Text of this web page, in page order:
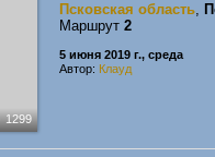
1299
Псковская область,
Маршрут 2
5 июня 2019 г., среда
Автор: Клауд